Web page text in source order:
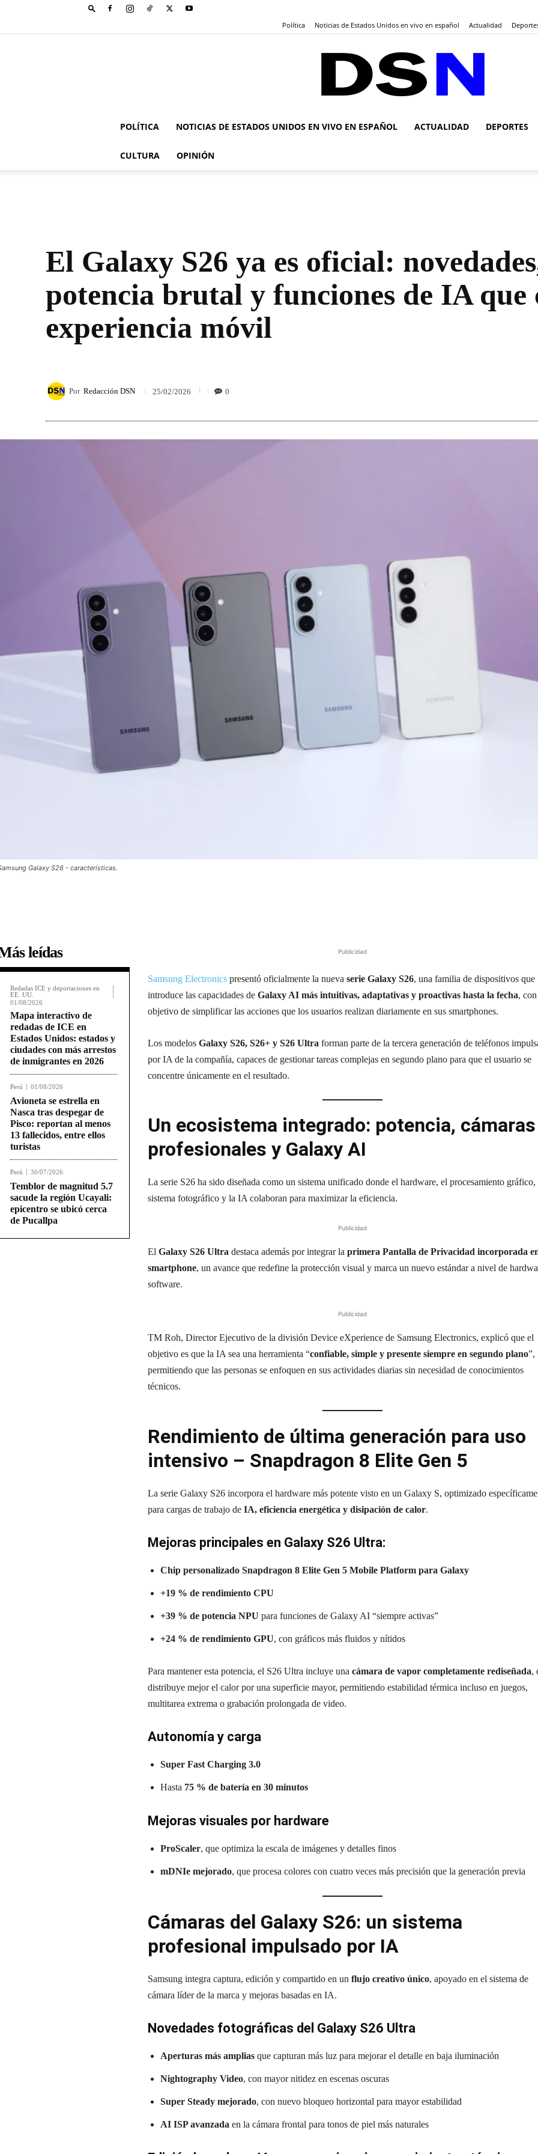
Política Noticias de Estados Unidos en vivo en español Actualidad
POLÍTICA NOTICIAS DE ESTADOS UNIDOS EN VIVO EN ESPAÑOL ACTUALIDAD DEPORTES
CULTURA OPINIÓN
El Galaxy S26 ya es oficial:
potencia brutal y funciones de IA que
experiencia móvil
Por Redacción DSN 25/02/2026 0
Galaxy S26 - características.
leídas
Redadas ICE y deportaciones en
EE. UU.
01/08/2026
Mapa interactivo de
redadas de ICE en
Estados Unidos: estados y
ciudades con más arrestos
de inmigrantes en 2026
Perú 01/08/2026
Avioneta se estrella en
Nasca tras despegar de
Pisco: reportan al menos
13 fallecidos, entre ellos
turistas
Perú 30/07/2026
Temblor de magnitud 5.7
sacude la región Ucayali:
epicentro se ubicó cerca
de Pucallpa
Publicidad
Samsung Electronics presentó oficialmente la nueva serie Galaxy S26, una familia de dispositivos que
introduce las capacidades de Galaxy AI más intuitivas, adaptativas y proactivas hasta la fecha,
objetivo de simplificar las acciones que los usuarios realizan diariamente en sus smartphones.
Los modelos Galaxy S26, S26+ y S26 Ultra forman parte de la tercera generación de teléfonos
por IA de la compañía, capaces de gestionar tareas complejas en segundo plano para que el usuario se
concentre únicamente en el resultado.
Un ecosistema integrado: potencia, cámaras
profesionales y Galaxy AI
La serie S26 ha sido diseñada como un sistema unificado donde el hardware, el procesamiento gráfico,
sistema fotográfico y la IA colaboran para maximizar la eficiencia.
Publicidad
El Galaxy S26 Ultra destaca además por integrar la primera Pantalla de Privacidad incorporada
smartphone, un avance que redefine la protección visual y marca un nuevo estándar a nivel de
software.
Publicidad
TM Roh, Director Ejecutivo de la división Device eXperience de Samsung Electronics, explicó que el
objetivo es que la IA sea una herramienta “confiable, simple y presente siempre en segundo plano”,
permitiendo que las personas se enfoquen en sus actividades diarias sin necesidad de conocimientos
técnicos.
Rendimiento de última generación para uso
intensivo – Snapdragon 8 Elite Gen 5
La serie Galaxy S26 incorpora el hardware más potente visto en un Galaxy S, optimizado
para cargas de trabajo de IA, eficiencia energética y disipación de calor.
Mejoras principales en Galaxy S26 Ultra:
Chip personalizado Snapdragon 8 Elite Gen 5 Mobile Platform para Galaxy
+19 % de rendimiento CPU
+39 % de potencia NPU para funciones de Galaxy AI “siempre activas”
+24 % de rendimiento GPU, con gráficos más fluidos y nítidos
Para mantener esta potencia, el S26 Ultra incluye una cámara de vapor completamente rediseñada,
distribuye mejor el calor por una superficie mayor, permitiendo estabilidad térmica incluso en juegos,
multitarea extrema o grabación prolongada de video.
Autonomía y carga
Super Fast Charging 3.0
Hasta 75 % de batería en 30 minutos
Mejoras visuales por hardware
ProScaler, que optimiza la escala de imágenes y detalles finos
mDNIe mejorado, que procesa colores con cuatro veces más precisión que la generación previa
Cámaras del Galaxy S26: un sistema
profesional impulsado por IA
Samsung integra captura, edición y compartido en un flujo creativo único, apoyado en el sistema de
cámara líder de la marca y mejoras basadas en IA.
Novedades fotográficas del Galaxy S26 Ultra
Aperturas más amplias que capturan más luz para mejorar el detalle en baja iluminación
Nightography Video, con mayor nitidez en escenas oscuras
Super Steady mejorado, con nuevo bloqueo horizontal para mayor estabilidad
AI ISP avanzada en la cámara frontal para tonos de piel más naturales